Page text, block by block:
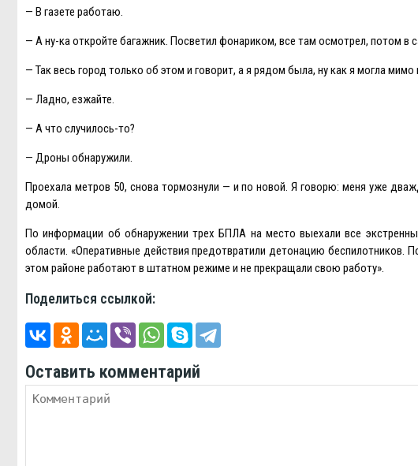
— В газете работаю.
— А ну-ка откройте багажник. Посветил фонариком, все там осмотрел, потом
— Так весь город только об этом и говорит, а я рядом была, ну как я могла мимо
— Ладно, езжайте.
— А что случилось-то?
— Дроны обнаружили.
Проехала метров 50, снова тормознули — и по новой. Я говорю: меня уже
домой.
По информации об обнаружении трех БПЛА на место выехали все
области. «Оперативные действия предотвратили детонацию беспилотников.
этом районе работают в штатном режиме и не прекращали свою работу».
Поделиться ссылкой:
Оставить комментарий